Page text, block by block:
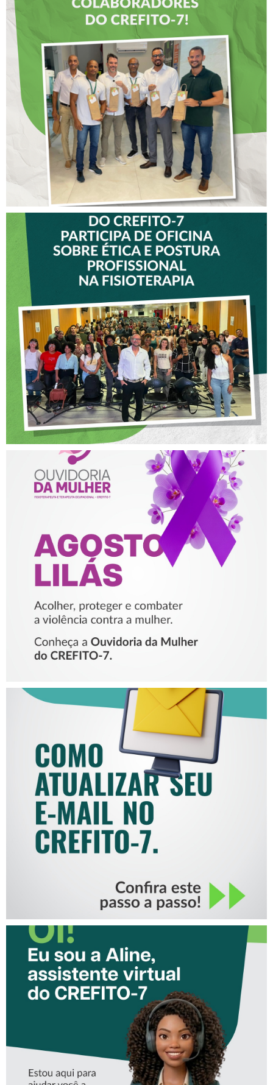
DIA DOS PAIS É
ANTECIPADO PARA
COLABORADORES DO
CREFITO-7
VICE-PRESIDENTE DO
CREFITO-7 PARTICIPA DE
OFICINA SOBRE ÉTICA E
POSTURA PROFISSIONAL
NA FISIOTERAPIA
AGOSTO LILÁS – ACOLHER,
PROTEGER E COMBATER A
VIOLÊNCIA CONTRA A
MULHER
COMO ATUALIZAR SEU E-
MAIL NO CREFITO-7
CONHEÇA A ‘ALINE’,
ASSISTENTE VIRTUAL DO
CREFITO-7